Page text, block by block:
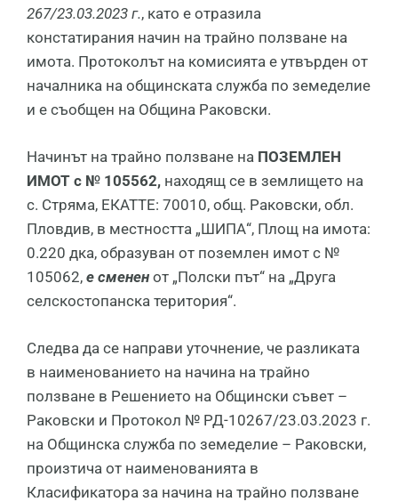
267/23.03.2023 г., като е отразила
констатирания начин на трайно ползване на
имота. Протоколът на комисията е утвърден от
началника на общинската служба по земеделие
и е съобщен на Община Раковски.
Начинът на трайно ползване на ПОЗЕМЛЕН
ИМОТ с № 105562, находящ се в землището на
с. Стряма, ЕКАТТЕ: 70010, общ. Раковски, обл.
Пловдив, в местността „ШИПА“, Площ на имота:
0.220 дка, образуван от поземлен имот с №
105062, е сменен от „Полски път“ на „Друга
селскостопанска територия“.
Следва да се направи уточнение, че разликата
в наименованието на начина на трайно
ползване в Решението на Общински съвет –
Раковски и Протокол № РД-10267/23.03.2023 г.
на Общинска служба по земеделие – Раковски,
произтича от наименованията в
Класификатора за начина на трайно ползване